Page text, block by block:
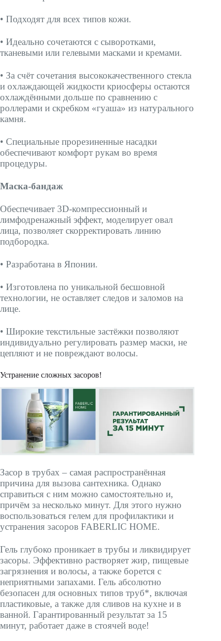
• Подходят для всех типов кожи.
• Идеально сочетаются с сыворотками,
тканевыми или гелевыми масками и кремами.
• За счёт сочетания высококачественного стекла
и охлаждающей жидкости криосферы остаются
охлаждёнными дольше по сравнению с
роллерами и скребком «гуаша» из натурального
камня.
• Специальные прорезиненные насадки
обеспечивают комфорт рукам во время
процедуры.
Маска-бандаж
Обеспечивает 3D-компрессионный и
лимфодренажный эффект, моделирует овал
лица, позволяет скорректировать линию
подбородка.
• Разработана в Японии.
• Изготовлена по уникальной бесшовной
технологии, не оставляет следов и заломов на
лице.
• Широкие текстильные застёжки позволяют
индивидуально регулировать размер маски, не
цепляют и не повреждают волосы.
Устранение сложных засоров!
Засор в трубах – самая распространённая
причина для вызова сантехника. Однако
справиться с ним можно самостоятельно и,
причём за несколько минут. Для этого нужно
воспользоваться гелем для профилактики и
устранения засоров FABERLIC HOME.
Гель глубоко проникает в трубы и ликвидирует
засоры. Эффективно растворяет жир, пищевые
загрязнения и волосы, а также борется с
неприятными запахами. Гель абсолютно
безопасен для основных типов труб*, включая
пластиковые, а также для сливов на кухне и в
ванной. Гарантированный результат за 15
минут, работает даже в стоячей воде!